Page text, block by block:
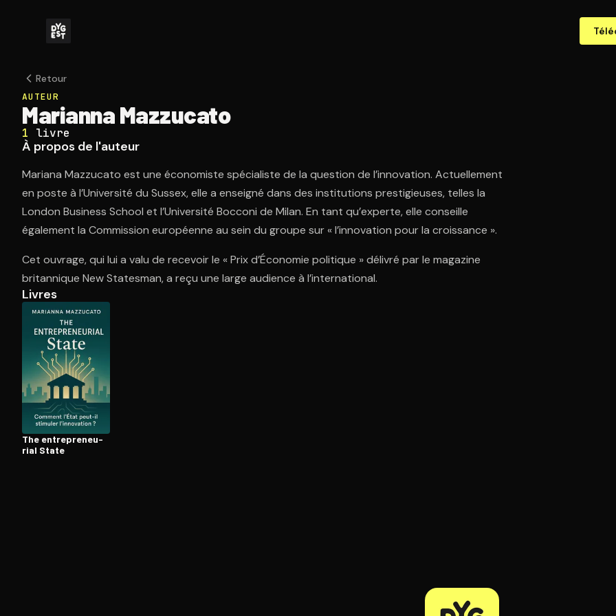
Ouvre l'app Appareil photo, pointe sur le code. C'est gratuit à l'essai.
Retour
AUTEUR
Marianna Mazzucato
1 livre
À propos de l'auteur
Mariana Mazzucato est une économiste spécialiste de la question de l’innovation. Actuellement
en poste à l’Université du Sussex, elle a enseigné dans des institutions prestigieuses, telles la
London Business School et l’Université Bocconi de Milan. En tant qu’experte, elle conseille
également la Commission européenne au sein du groupe sur « l’innovation pour la croissance ».
Cet ouvrage, qui lui a valu de recevoir le « Prix d’Économie politique » délivré par le magazine
britannique New Statesman, a reçu une large audience à l’international.
Livres
The en­tre­pre­neu­
rial State